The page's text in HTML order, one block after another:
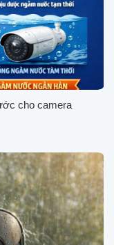
cho camera